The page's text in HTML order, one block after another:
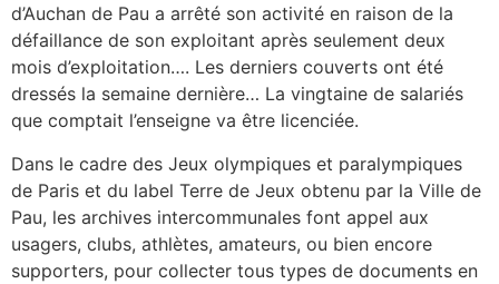
d’Auchan de Pau a arrêté son activité en raison de la
défaillance de son exploitant après seulement deux
mois d’exploitation…. Les derniers couverts ont été
dressés la semaine dernière… La vingtaine de salariés
que comptait l’enseigne va être licenciée.
Dans le cadre des Jeux olympiques et paralympiques
de Paris et du label Terre de Jeux obtenu par la Ville de
Pau, les archives intercommunales font appel aux
usagers, clubs, athlètes, amateurs, ou bien encore
supporters, pour collecter tous types de documents en